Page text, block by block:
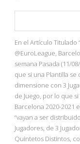
En el Artículo Titulado
@EuroLeague,
semana Pasada (11/
que si una Plantilla se
dimensione con 3
de Juego, por lo que
Barcelona 2020-2021
“vayan a ser
Jugadores, de 3
Quintetos Distintos,